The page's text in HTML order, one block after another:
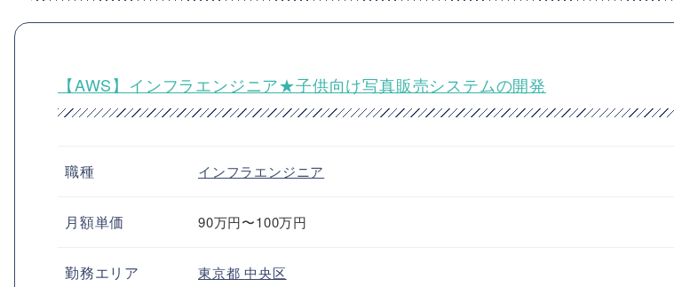
【AWS】インフラエンジニア★子供向け写真販売システムの開発
職種 インフラエンジニア
月額単価 90万円〜100万円
勤務エリア 東京都中央区